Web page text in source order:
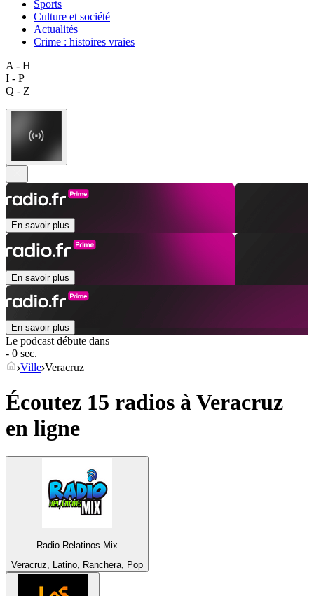
Sports
Culture et société
Actualités
Crime : histoires vraies
A - H
I - P
Q - Z
En savoir plus
En savoir plus
En savoir plus
Le podcast débute dans
- 0 sec.
Ville Veracruz
Écoutez 15 radios à Veracruz
en ligne
Radio Relatinos Mix
Veracruz, Latino, Ranchera, Pop